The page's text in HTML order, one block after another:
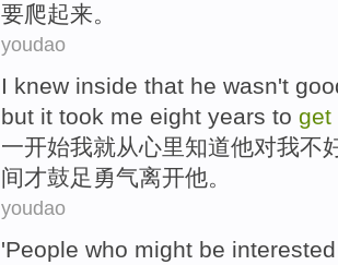
要爬起来。
youdao
I knew inside that he wasn't
but it took me eight years to get
一开始我就从心里知道他对我不
间才鼓足 勇气离开他。
youdao
'People who might be interested